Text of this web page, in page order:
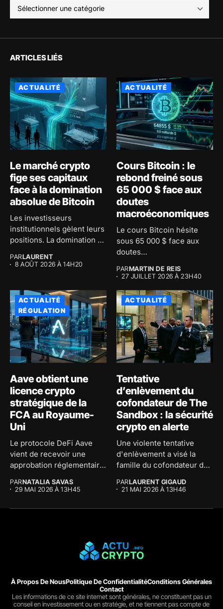
ARTICLES LIÉS
ACTUALITÉ
Le marché crypto
fige ses capitaux
face à la domination
absolue de Bitcoin
Les investisseurs
institutionnels gèlent leurs
positions. La domination de
PARLAURENT
8 AOÛT 2026 À 14H20
ACTUALITÉ
Cours Bitcoin : le
rebond freiné sous
65 000 $ face aux
doutes
macroéconomiques
Le cours Bitcoin hésite
sous 65 000 $ face aux
doutes
PARMARTIN DE REIS
27 JUILLET 2026 À 23H40
ACTUALITÉ
RÉGULATION
Aave obtient une
licence crypto
stratégique de la
FCA au Royaume-
Uni
Le protocole DeFi Aave
vient de recevoir une
approbation réglementaire
PARNATALIA SAVAS
29 MAI 2026 À 13H45
ACTUALITÉ
Tentative
d’enlèvement du
cofondateur de The
Sandbox : la sécurité
crypto en alerte
Une violente tentative
d'enlèvement a visé la
famille du cofondateur de
PARLAURENT GIGAUD
21 MAI 2026 À 13H46
À Propos De NousPolitique De ConfidentialitéConditions Générales
Contact
Les informations de ce site internet sont générales, ne constituent pas un
conseil en investissement ou en stratégie, et ne tiennent pas compte de